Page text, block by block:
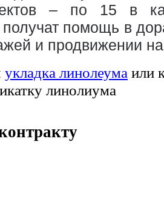
– по 15 в
помощь в
и продвижении
укладка линолеума или
линолиума